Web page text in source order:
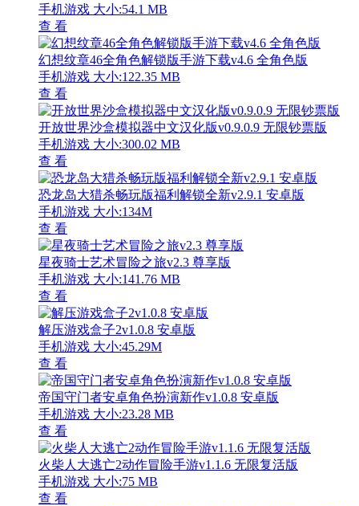
手机游戏 大小:54.1 MB
查 看
幻想纹章46全角色解锁版手游下载v4.6 全角色版
手机游戏 大小:122.35 MB
查 看
开放世界沙盒模拟器中文汉化版v0.9.0.9 无限钞票版
手机游戏 大小:300.02 MB
查 看
恐龙岛大猎杀畅玩版福利解锁全新v2.9.1 安卓版
手机游戏 大小:134M
查 看
星夜骑士艺术冒险之旅v2.3 尊享版
手机游戏 大小:141.76 MB
查 看
解压游戏盒子2v1.0.8 安卓版
手机游戏 大小:45.29M
查 看
帝国守门者安卓角色扮演新作v1.0.8 安卓版
手机游戏 大小:23.28 MB
查 看
火柴人大逃亡2动作冒险手游v1.1.6 无限复活版
手机游戏 大小:75 MB
查 看